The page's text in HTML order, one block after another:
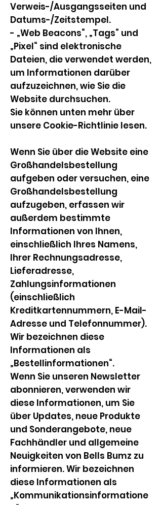
Verweis-/Ausgangsseiten und
Datums-/Zeitstempel.
- „Web Beacons“, „Tags“ und
„Pixel“ sind elektronische
Dateien, die verwendet werden,
um Informationen darüber
aufzuzeichnen, wie Sie die
Website durchsuchen.
Sie können unten mehr über
unsere Cookie-Richtlinie lesen.
Wenn Sie über die Website eine
Großhandelsbestellung
aufgeben oder versuchen, eine
Großhandelsbestellung
aufzugeben, erfassen wir
außerdem bestimmte
Informationen von Ihnen,
einschließlich Ihres Namens,
Ihrer Rechnungsadresse,
Lieferadresse,
Zahlungsinformationen
(einschließlich
Kreditkartennummern, E-Mail-
Adresse und Telefonnummer).
Wir bezeichnen diese
Informationen als
„Bestellinformationen“.
Wenn Sie unseren Newsletter
abonnieren, verwenden wir
diese Informationen, um Sie
über Updates, neue Produkte
und Sonderangebote, neue
Fachhändler und allgemeine
Neuigkeiten von Bells Bumz zu
informieren. Wir bezeichnen
diese Informationen als
„Kommunikationsinformatione